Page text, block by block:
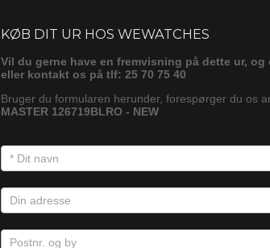
KØB DIT UR HOS WEWATCHES
Vil du gerne have en fremvisning på dette ur,
eller kontakt os på tlf: 25 70 75 40
Bruger du formularen herunder, forespørger du os
MASTER 126719BLRO - NEW